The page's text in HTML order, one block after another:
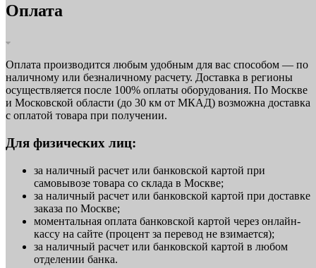
Оплата
Оплата производится любым удобным для вас способом — по
наличному или безналичному расчету. Доставка в регионы
осуществляется после 100% оплаты оборудования. По Москве
и Московской области (до 30 км от МКАД) возможна доставка
с оплатой товара при получении.
Для физических лиц:
за наличный расчет или банковской картой при
самовывозе товара со склада в Москве;
за наличный расчет или банковской картой при доставке
заказа по Москве;
моментальная оплата банковской картой через онлайн-
кассу на сайте (процент за перевод не взимается);
за наличный расчет или банковской картой в любом
отделении банка.